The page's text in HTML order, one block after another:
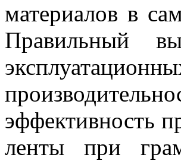
материалов в
Правильный
эффективность
ленты при